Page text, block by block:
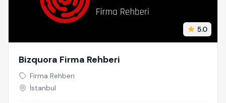
5.0
Bizquora Firma Rehberi
Firma Rehberi
İstanbul